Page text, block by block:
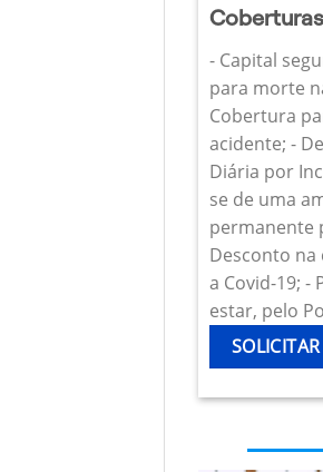
- Capital
para morte
Cobertura
acidente; -
Diária por
se de uma
permanente
Desconto
a Covid-19; -
estar, pelo